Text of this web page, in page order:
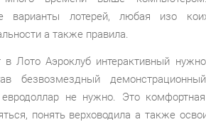
варианты лотерей, любая изо
а также правила.
в Лото Аэроклуб интерактивный
безвозмездный
евродоллар не нужно. Это
понять верховодила а также